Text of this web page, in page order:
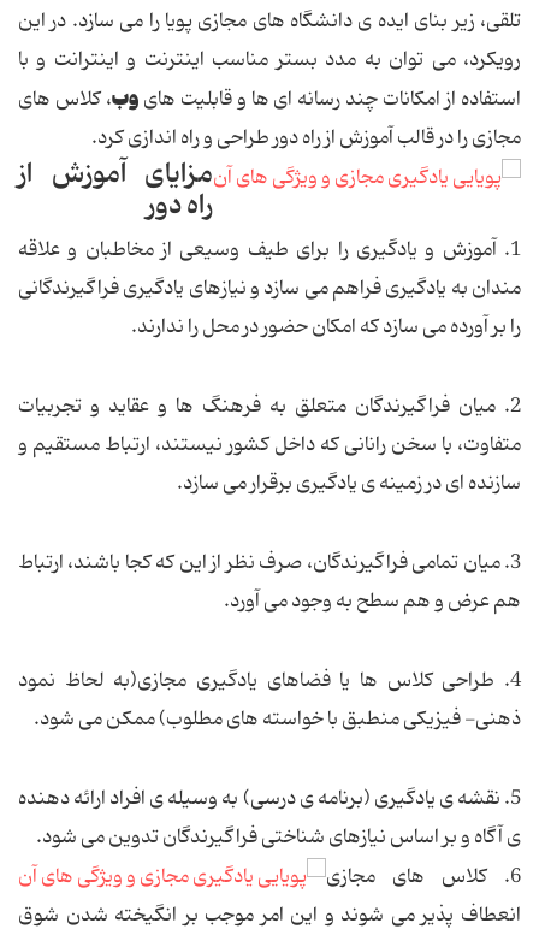
تلقی، زیر بنای ایده ی دانشگاه های مجازی پویا را می سازد. در این
رویکرد، می توان به مدد بستر مناسب اینترنت و اینترانت و با
استفاده از امکانات چند رسانه ای ها و قابلیت هایوب، کلاس های
مجازی را در قالب آموزش از راه دور طراحی و راه اندازی کرد.
مزایای آموزش از
راه دور
1. آموزش و یادگیری را برای طیف وسیعی از مخاطبان و علاقه
مندان به یادگیری فراهم می سازد و نیازهای یادگیری فراگیرندگانی
را بر آورده می سازد که امکان حضور در محل را ندارند.
2. میان فراگیرندگان متعلق به فرهنگ ها و عقاید و تجربیات
متفاوت، با سخن رانانی که داخل کشور نیستند، ارتباط مستقیم و
سازنده ای در زمینه ی یادگیری برقرار می سازد.
3. میان تمامی فراگیرندگان، صرف نظر از این که کجا باشند، ارتباط
هم عرض و هم سطح به وجود می آورد.
4. طراحی کلاس ها یا فضاهای یادگیری مجازی(به لحاظ نمود
ذهنی- فیزیکی منطبق با خواسته های مطلوب) ممکن می شود.
5. نقشه ی یادگیری (برنامه ی درسی) به وسیله ی افراد ارائه دهنده
ی آگاه و بر اساس نیازهای شناختی فراگیرندگان تدوین می شود.
6. کلاس های مجازی
انعطاف پذیر می شوند و این امر موجب بر انگیخته شدن شوق